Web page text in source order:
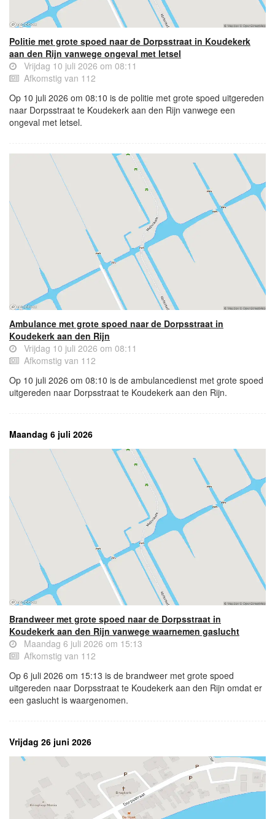
Politie met grote spoed naar de Dorpsstraat in Koudekerk
aan den Rijn vanwege ongeval met letsel
Vrijdag 10 juli 2026 om 08:11
Afkomstig van 112
Op 10 juli 2026 om 08:10 is de politie met grote spoed uitgereden
naar Dorpsstraat te Koudekerk aan den Rijn vanwege een
ongeval met letsel.
Ambulance met grote spoed naar de Dorpsstraat in
Koudekerk aan den Rijn
Vrijdag 10 juli 2026 om 08:11
Afkomstig van 112
Op 10 juli 2026 om 08:10 is de ambulancedienst met grote spoed
uitgereden naar Dorpsstraat te Koudekerk aan den Rijn.
Maandag 6 juli 2026
Brandweer met grote spoed naar de Dorpsstraat in
Koudekerk aan den Rijn vanwege waarnemen gaslucht
Maandag 6 juli 2026 om 15:13
Afkomstig van 112
Op 6 juli 2026 om 15:13 is de brandweer met grote spoed
uitgereden naar Dorpsstraat te Koudekerk aan den Rijn omdat er
een gaslucht is waargenomen.
Vrijdag 26 juni 2026